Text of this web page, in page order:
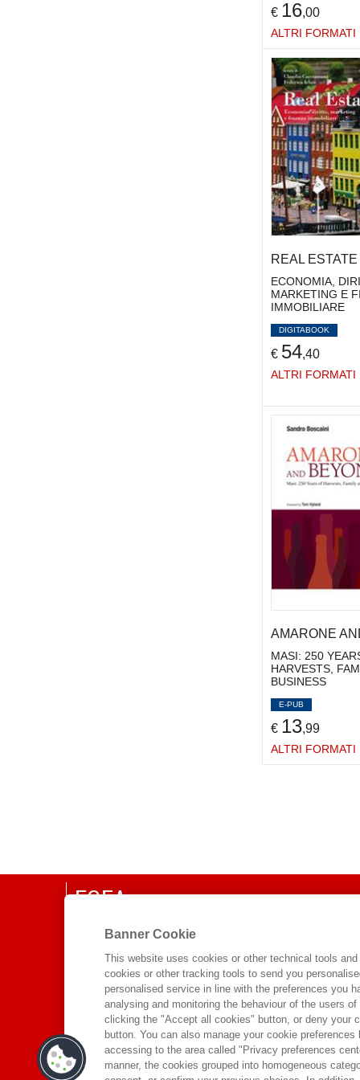
€ 16,00
ALTRI FORMATI
REAL
ECONOMIA,
MARKETING E
IMMOBILIARE
DIGITABOOK
€ 54,40
ALTRI FORMATI
AMARONE
MASI: 250
HARVESTS,
BUSINESS
E-PUB
€ 13,99
ALTRI FORMATI
EGEA
CHI SIAMO
COMITATO SCIENTIFICO
CODICE ETICO
WHISTLEBLOWING
CONTATTI
DISTRIBUZIONE
Banner Cookie
This website uses cookies or other technical tools
cookies or other tracking tools to send you
personalised service in line with the preferences you
analysing and monitoring the behaviour of the users
clicking the "Accept all cookies" button, or deny your
button. You can also manage your cookie
accessing to the area called "Privacy preferences
manner, the cookies grouped into homogeneous